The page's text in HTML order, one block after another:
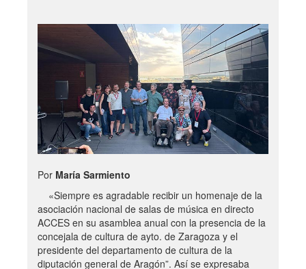
Por María Sarmiento
«Siempre es agradable recibir un homenaje de la
asociación nacional de salas de música en directo
ACCES en su asamblea anual con la presencia de la
concejala de cultura de ayto. de Zaragoza y el
presidente del departamento de cultura de la
diputación general de Aragón”. Así se expresaba